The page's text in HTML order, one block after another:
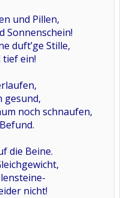
und Pillen,
Sonnenschein!
duft’ge Stille,
ein!
gesund,
noch schnaufen,
die Beine.
nicht!